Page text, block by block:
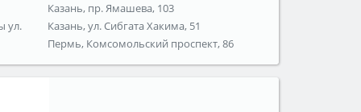
ул.
Казань, пр. Ямашева, 103
Казань, ул. Сибгата Хакима, 51
Пермь, Комсомольский проспект, 86